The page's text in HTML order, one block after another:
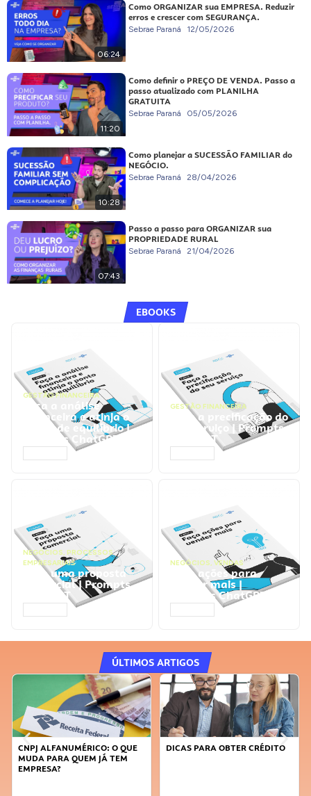
06:24
Como ORGANIZAR sua EMPRESA. Reduzir
erros e crescer com SEGURANÇA.
Sebrae Paraná 12/05/2026
11:20
Como definir o PREÇO DE VENDA. Passo a
passo atualizado com PLANILHA
GRATUITA
Sebrae Paraná 05/05/2026
10:28
Como planejar a SUCESSÃO FAMILIAR do
NEGÓCIO.
Sebrae Paraná 28/04/2026
07:43
Passo a passo para ORGANIZAR sua
PROPRIEDADE RURAL
Sebrae Paraná 21/04/2026
EBOOKS
GESTÃO FINANCEIRA
Faça a análise
financeira e atinja o
ponto de equilíbrio |
Prompts ChatGPT
GESTÃO FINANCEIRA
Faça a precificação do
seu serviço | Prompts
ChatGPT
NEGÓCIOS, PROCESSOS
EMPRESARIAIS
Faça uma proposta
comercial | Prompts
ChatGPT
NEGÓCIOS, VENDAS
Faça ações para
vender mais |
Prompts ChatGPT
ÚLTIMOS ARTIGOS
CNPJ ALFANUMÉRICO: O QUE
MUDA PARA QUEM JÁ TEM
EMPRESA?
DICAS PARA OBTER CRÉDITO